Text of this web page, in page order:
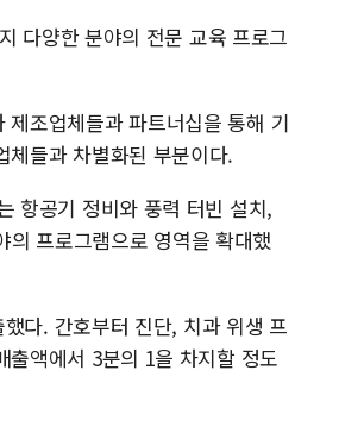
다양한 분야의 전문 교육 프로그
조업체들과 파트너십을 통해 기
들과 차별화된 부분이다.
항공기 정비와 풍력 터빈 설치,
의 프로그램으로 영역을 확대했
다. 간호부터 진단, 치과 위생 프
액에서 3분의 1을 차지할 정도